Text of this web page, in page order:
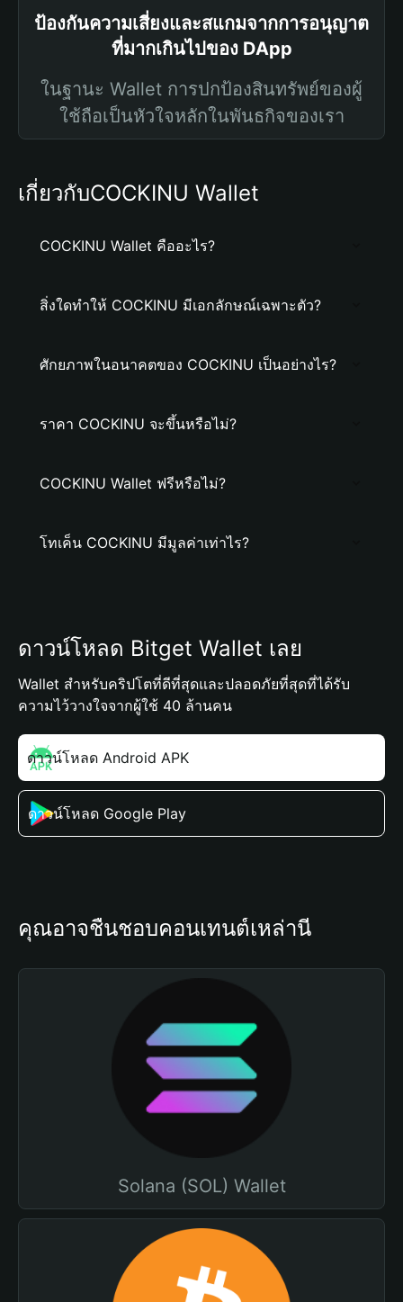
ป้องกันความเสี่ยงและสแกมจากการอนุญาต
ที่มากเกินไปของ DApp
ในฐานะ Wallet การปกป้องสินทรัพย์ของผู้
ใช้ถือเป็นหัวใจหลักในพันธกิจของเรา
เกี่ยวกับCOCKINU Wallet
COCKINU Wallet คืออะไร?
สิ่งใดทำให้ COCKINU มีเอกลักษณ์เฉพาะตัว?
ศักยภาพในอนาคตของ COCKINU เป็นอย่างไร?
ราคา COCKINU จะขึ้นหรือไม่?
COCKINU Wallet ฟรีหรือไม่?
โทเค็น COCKINU มีมูลค่าเท่าไร?
ดาวน์โหลด Bitget Wallet เลย
Wallet สำหรับคริปโตที่ดีที่สุดและปลอดภัยที่สุดที่ได้รับ
ความไว้วางใจจากผู้ใช้ 40 ล้านคน
ดาวน์โหลด Android APK
ดาวน์โหลด Google Play
คุณอาจชื่นชอบคอนเทนต์เหล่านี้
Solana (SOL) Wallet